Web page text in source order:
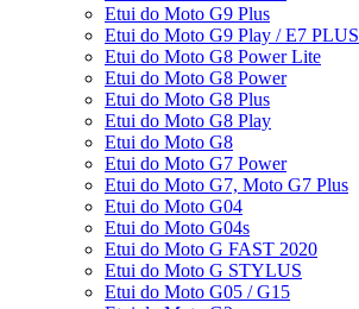
Etui do Moto G9 Plus
Etui do Moto G9 Play / E7 PLUS
Etui do Moto G8 Power Lite
Etui do Moto G8 Power
Etui do Moto G8 Plus
Etui do Moto G8 Play
Etui do Moto G8
Etui do Moto G7 Power
Etui do Moto G7, Moto G7 Plus
Etui do Moto G04
Etui do Moto G04s
Etui do Moto G FAST 2020
Etui do Moto G STYLUS
Etui do Moto G05 / G15